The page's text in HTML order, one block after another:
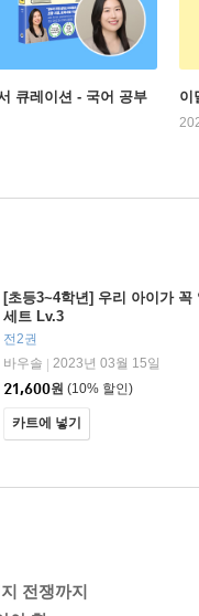
큐레이션 - 국어 공부
이
[초등3~4학년] 우리 아이가 꼭
세트 Lv.3
전2권
바우솔
2023년 03월 15일
21,600원 (10% 할인)
카트에 넣기
전쟁까지